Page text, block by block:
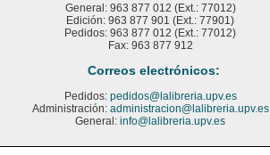
General: 963 877 012 (Ext.: 77012)
Edición: 963 877 901 (Ext.: 77901)
Pedidos: 963 877 012 (Ext.: 77012)
Fax: 963 877 912
Correos electrónicos:
Pedidos: pedidos@lalibreria.upv.es
Administración: administracion@lalibreria.upv.es
General: info@lalibreria.upv.es